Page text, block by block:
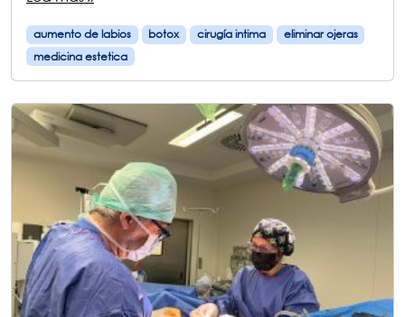
aumento de labios botox cirugía intima
eliminar ojeras
medicina estetica